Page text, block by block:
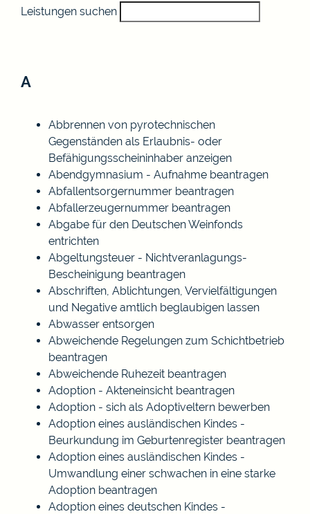
Leistungen suchen
A
Abbrennen von pyrotechnischen
Gegenständen als Erlaubnis- oder
Befähigungsscheininhaber anzeigen
Abendgymnasium - Aufnahme beantragen
Abfallentsorgernummer beantragen
Abfallerzeugernummer beantragen
Abgabe für den Deutschen Weinfonds
entrichten
Abgeltungsteuer - Nichtveranlagungs-
Bescheinigung beantragen
Abschriften, Ablichtungen, Vervielfältigungen
und Negative amtlich beglaubigen lassen
Abwasser entsorgen
Abweichende Regelungen zum Schichtbetrieb
beantragen
Abweichende Ruhezeit beantragen
Adoption - Akteneinsicht beantragen
Adoption - sich als Adoptiveltern bewerben
Adoption eines ausländischen Kindes -
Beurkundung im Geburtenregister beantragen
Adoption eines ausländischen Kindes -
Umwandlung einer schwachen in eine starke
Adoption beantragen
Adoption eines deutschen Kindes -